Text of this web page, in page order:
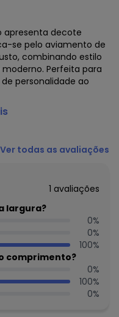
apresenta decote
se pelo aviamento de
combinando estilo
Perfeita para
personalidade ao
75.364.570/0007-55
Temperatura
-Não Secar Em
Deixar De Molho -Não
Se Houver
Ver todas as avaliações
1 avaliações
largura?
0%
0%
100%
comprimento?
0%
100%
0%